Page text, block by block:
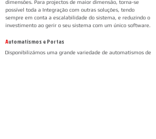
dimensões. Para projectos de maior dimensão, torna-se
possível toda a Integração com outras soluções, tendo
sempre em conta a escalabilidade do sistema, e reduzindo o
investimento ao gerir o seu sistema com um único software.
Automatismos e Portas
Disponibilizámos uma grande variedade de automatismos de